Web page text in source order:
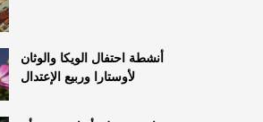
أنشطة احتفال الويكا والوثان
لأوستارا وربيع الإعتدال